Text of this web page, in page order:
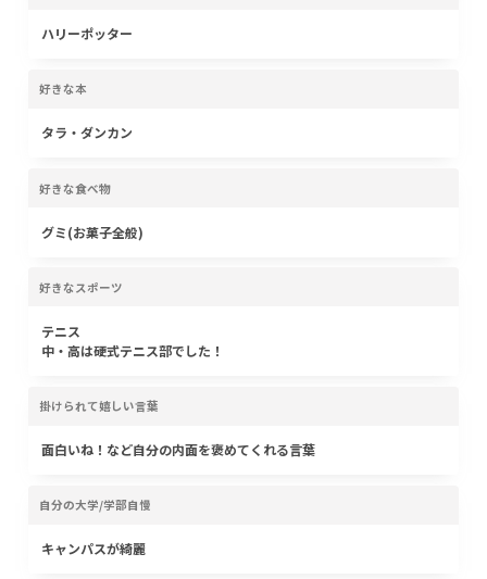
ハリーポッター
好きな本
タラ・ダンカン
好きな食べ物
グミ(お菓子全般)
好きなスポーツ
テニス
中・高は硬式テニス部でした！
掛けられて嬉しい言葉
面白いね！など自分の内面を褒めてくれる言葉
自分の大学/学部自慢
キャンパスが綺麗